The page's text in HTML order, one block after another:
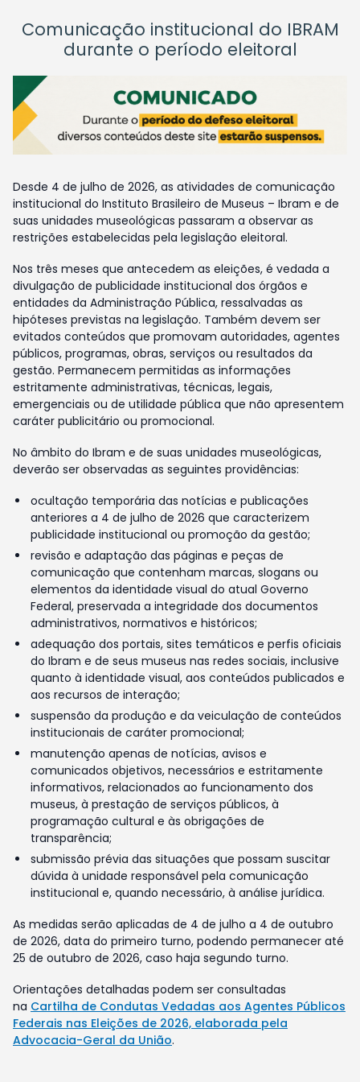
Comunicação institucional do IBRAM
durante o período eleitoral
Desde 4 de julho de 2026, as atividades de comunicação
institucional do Instituto Brasileiro de Museus – Ibram e de
suas unidades museológicas passaram a observar as
restrições estabelecidas pela legislação eleitoral.
Nos três meses que antecedem as eleições, é vedada a
divulgação de publicidade institucional dos órgãos e
entidades da Administração Pública, ressalvadas as
hipóteses previstas na legislação. Também devem ser
evitados conteúdos que promovam autoridades, agentes
públicos, programas, obras, serviços ou resultados da
gestão. Permanecem permitidas as informações
estritamente administrativas, técnicas, legais,
emergenciais ou de utilidade pública que não apresentem
caráter publicitário ou promocional.
No âmbito do Ibram e de suas unidades museológicas,
deverão ser observadas as seguintes providências:
ocultação temporária das notícias e publicações
anteriores a 4 de julho de 2026 que caracterizem
publicidade institucional ou promoção da gestão;
revisão e adaptação das páginas e peças de
comunicação que contenham marcas, slogans ou
elementos da identidade visual do atual Governo
Federal, preservada a integridade dos documentos
administrativos, normativos e históricos;
adequação dos portais, sites temáticos e perfis oficiais
do Ibram e de seus museus nas redes sociais, inclusive
quanto à identidade visual, aos conteúdos publicados e
aos recursos de interação;
suspensão da produção e da veiculação de conteúdos
institucionais de caráter promocional;
manutenção apenas de notícias, avisos e
comunicados objetivos, necessários e estritamente
informativos, relacionados ao funcionamento dos
museus, à prestação de serviços públicos, à
programação cultural e às obrigações de
transparência;
submissão prévia das situações que possam suscitar
dúvida à unidade responsável pela comunicação
institucional e, quando necessário, à análise jurídica.
As medidas serão aplicadas de 4 de julho a 4 de outubro
de 2026, data do primeiro turno, podendo permanecer até
25 de outubro de 2026, caso haja segundo turno.
Orientações detalhadas podem ser consultadas
na Cartilha de Condutas Vedadas aos Agentes Públicos
Federais nas Eleições de 2026, elaborada pela
Advocacia-Geral da União.